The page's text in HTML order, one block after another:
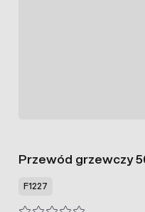
Przewód grzewczy
F1227